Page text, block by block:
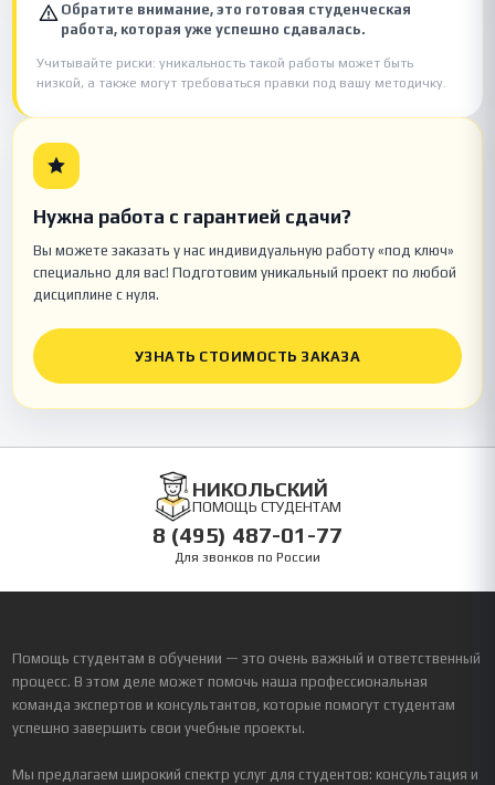
Обратите внимание, это готовая студенческая
работа, которая уже успешно сдавалась.
Учитывайте риски: уникальность такой работы может быть
низкой, а также могут требоваться правки под вашу методичку.
Нужна работа с гарантией сдачи?
Вы можете заказать у нас индивидуальную работу «под ключ»
специально для вас! Подготовим уникальный проект по любой
дисциплине с нуля.
УЗНАТЬ СТОИМОСТЬ ЗАКАЗА
НИКОЛЬСКИЙ
ПОМОЩЬ СТУДЕНТАМ
8 (495) 487-01-77
Для звонков по России
Помощь студентам в обучении — это очень важный и ответственный
процесс. В этом деле может помочь наша профессиональная
команда экспертов и консультантов, которые помогут студентам
успешно завершить свои учебные проекты.
Мы предлагаем широкий спектр услуг для студентов: консультация и